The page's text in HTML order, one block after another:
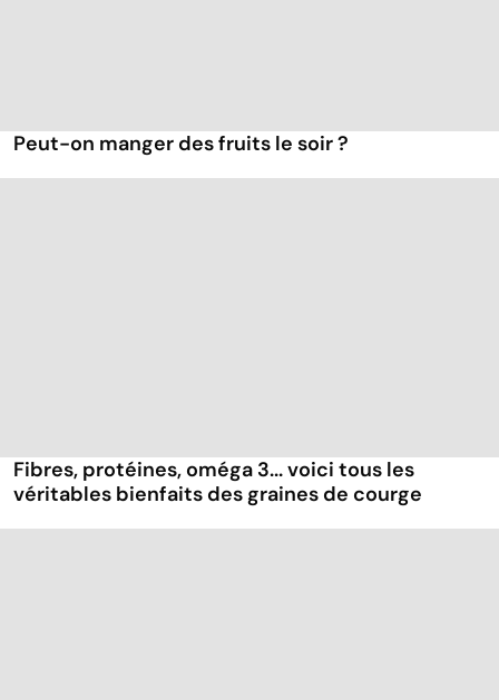
Peut-on manger des fruits le soir ?
Fibres, protéines, oméga 3... voici tous les
véritables bienfaits des graines de courge